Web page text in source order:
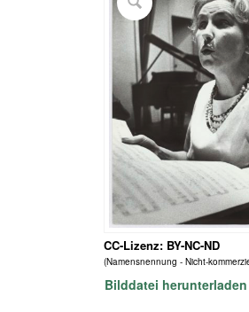
CC-Lizenz: BY-NC-ND
(Namensnennung - Nicht-
Bilddatei herunterladen